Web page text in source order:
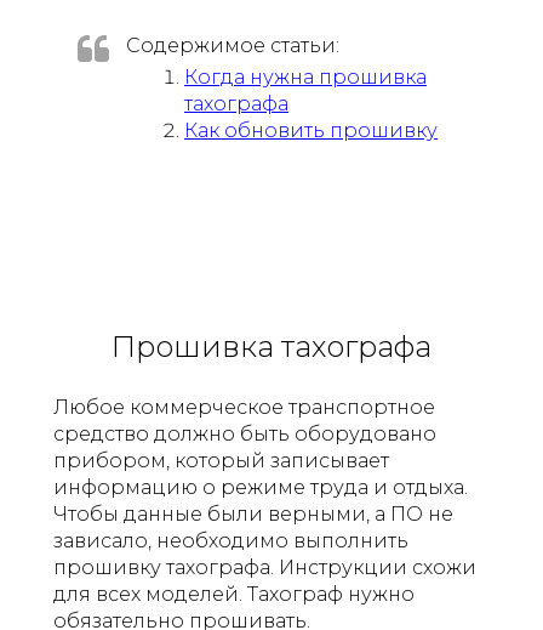
Содержимое статьи:
Когда нужна прошивка
тахографа
Как обновить прошивку
Прошивка тахографа
Любое коммерческое транспортное
средство должно быть оборудовано
прибором, который записывает
информацию о режиме труда и отдыха.
Чтобы данные были верными, а ПО не
зависало, необходимо выполнить
прошивку тахографа. Инструкции схожи
для всех моделей. Тахограф нужно
обязательно прошивать.